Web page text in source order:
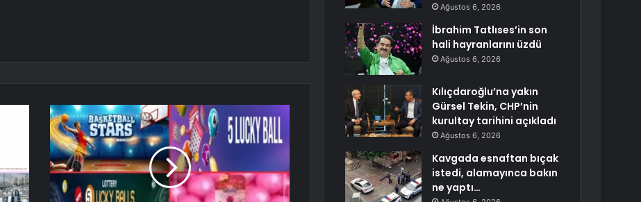
Ağustos 6, 2026
İbrahim Tatlıses’in son
hali hayranlarını üzdü
Ağustos 6, 2026
Kılıçdaroğlu’na yakın
Gürsel Tekin, CHP’nin
kurultay tarihini açıkladı
Ağustos 6, 2026
Kavgada esnaftan bıçak
istedi, alamayınca bakın
ne yaptı…